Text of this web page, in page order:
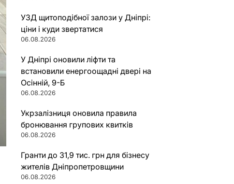
УЗД щитоподібної залози у Дніпрі:
ціни і куди звертатися
06.08.2026
У Дніпрі оновили ліфти та
встановили енергоощадні двері на
Осінній, 9-Б
06.08.2026
Укрзалізниця оновила правила
бронювання групових квитків
06.08.2026
Гранти до 31,9 тис. грн для бізнесу
жителів Дніпропетровщини
06.08.2026